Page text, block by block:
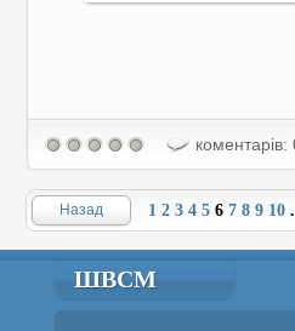
коментарів:
Назад 1 2 3 4 5 6 7 8 9 10
ШВСМ